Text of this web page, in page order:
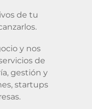
de tu
y nos
de
gestión y
startups